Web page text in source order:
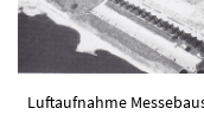
Luftaufnahme